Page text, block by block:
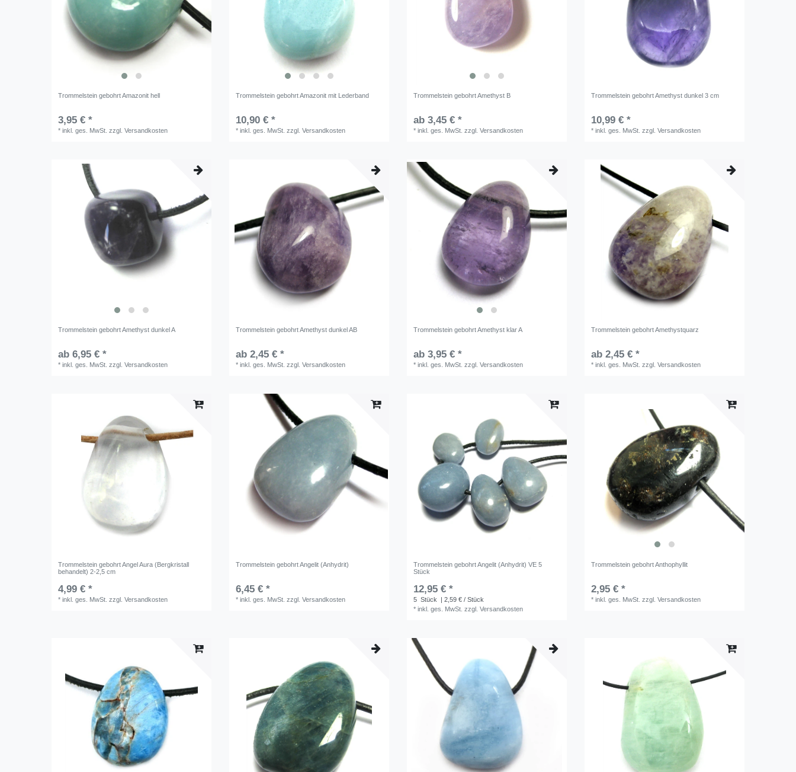
Trommelstein gebohrt Amazonit hell
3,95 € *
*inkl. ges. MwSt. zzgl.Versandkosten
Trommelstein gebohrt Amazonit mit Lederband
10,90 € *
*inkl. ges. MwSt. zzgl.Versandkosten
Trommelstein gebohrt Amethyst B
ab 3,45 € *
*inkl. ges. MwSt. zzgl.Versandkosten
Trommelstein gebohrt Amethyst dunkel 3 cm
10,99 € *
*inkl. ges. MwSt. zzgl.Versandkosten
Trommelstein gebohrt Amethyst dunkel A
ab 6,95 € *
*inkl. ges. MwSt. zzgl.Versandkosten
Trommelstein gebohrt Amethyst dunkel AB
ab 2,45 € *
*inkl. ges. MwSt. zzgl.Versandkosten
Trommelstein gebohrt Amethyst klar A
ab 3,95 € *
*inkl. ges. MwSt. zzgl.Versandkosten
Trommelstein gebohrt Amethystquarz
ab 2,45 € *
*inkl. ges. MwSt. zzgl.Versandkosten
Trommelstein gebohrt Angel Aura (Bergkristall
behandelt) 2-2,5 cm
4,99 € *
*inkl. ges. MwSt. zzgl.Versandkosten
Trommelstein gebohrt Angelit (Anhydrit)
6,45 € *
*inkl. ges. MwSt. zzgl.Versandkosten
Trommelstein gebohrt Angelit (Anhydrit) VE 5
Stück
12,95 € *
5 Stück
| 2,59 € / Stück
*inkl. ges. MwSt. zzgl.Versandkosten
Trommelstein gebohrt Anthophyllit
2,95 € *
*inkl. ges. MwSt. zzgl.Versandkosten